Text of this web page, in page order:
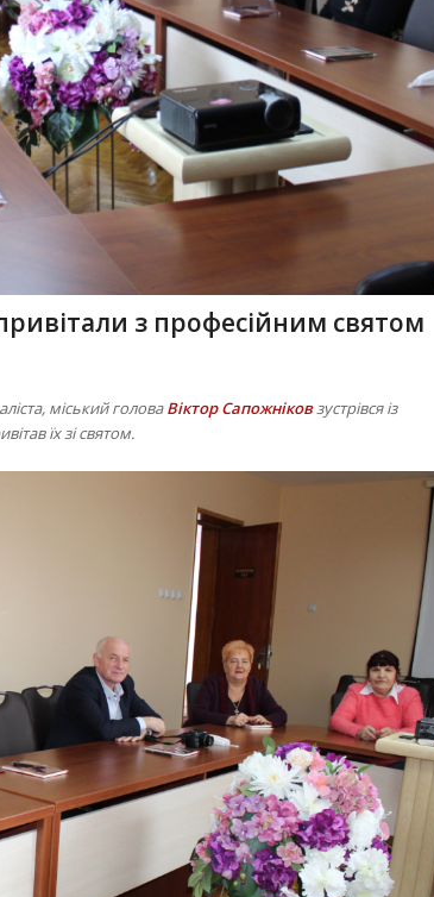
з професійним святом
міський головаВіктор Сапожніковзустрівся із
їх зі святом.